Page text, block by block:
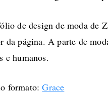
de design de moda de
da página. A parte de
e humanos.
formato:Grace